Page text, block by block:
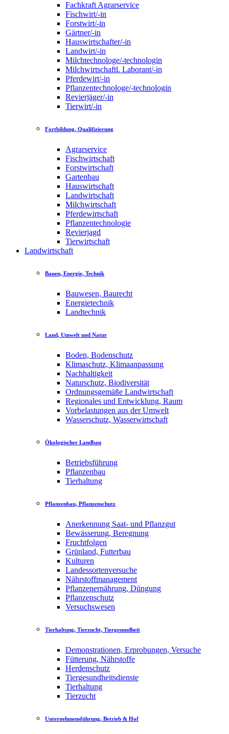
Fachkraft Agrarservice
Fischwirt/-in
Forstwirt/-in
Gärtner/-in
Hauswirtschafter/-in
Landwirt/-in
Milchtechnologe/-technologin
Milchwirtschaftl. Laborant/-in
Pferdewirt/-in
Pflanzentechnologe/-technologin
Revierjäger/-in
Tierwirt/-in
Fortbildung, Qualifizierung
Agrarservice
Fischwirtschaft
Forstwirtschaft
Gartenbau
Hauswirtschaft
Landwirtschaft
Milchwirtschaft
Pferdewirtschaft
Pflanzentechnologie
Revierjagd
Tierwirtschaft
Landwirtschaft
Bauen, Energie, Technik
Bauwesen, Baurecht
Energietechnik
Landtechnik
Land, Umwelt und Natur
Boden, Bodenschutz
Klimaschutz, Klimaanpassung
Nachhaltigkeit
Naturschutz, Biodiversität
Ordnungsgemäße Landwirtschaft
Regionales und Entwicklung, Raum
Vorbelastungen aus der Umwelt
Wasserschutz, Wasserwirtschaft
Ökologischer Landbau
Betriebsführung
Pflanzenbau
Tierhaltung
Pflanzenbau, Pflanzenschutz
Anerkennung Saat- und Pflanzgut
Bewässerung, Beregnung
Fruchtfolgen
Grünland, Futterbau
Kulturen
Landessortenversuche
Nährstoffmanagement
Pflanzenernährung, Düngung
Pflanzenschutz
Versuchswesen
Tierhaltung, Tierzucht, Tiergesundheit
Demonstrationen, Erprobungen, Versuche
Fütterung, Nährstoffe
Herdenschutz
Tiergesundheitsdienste
Tierhaltung
Tierzucht
Unternehmensführung, Betrieb & Hof